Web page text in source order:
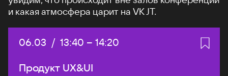
и какая атмосфера царит на VK JT.
Дата:
06.03 / Начало:
13:40 – Конец:
14:20
Продукт UX&UI